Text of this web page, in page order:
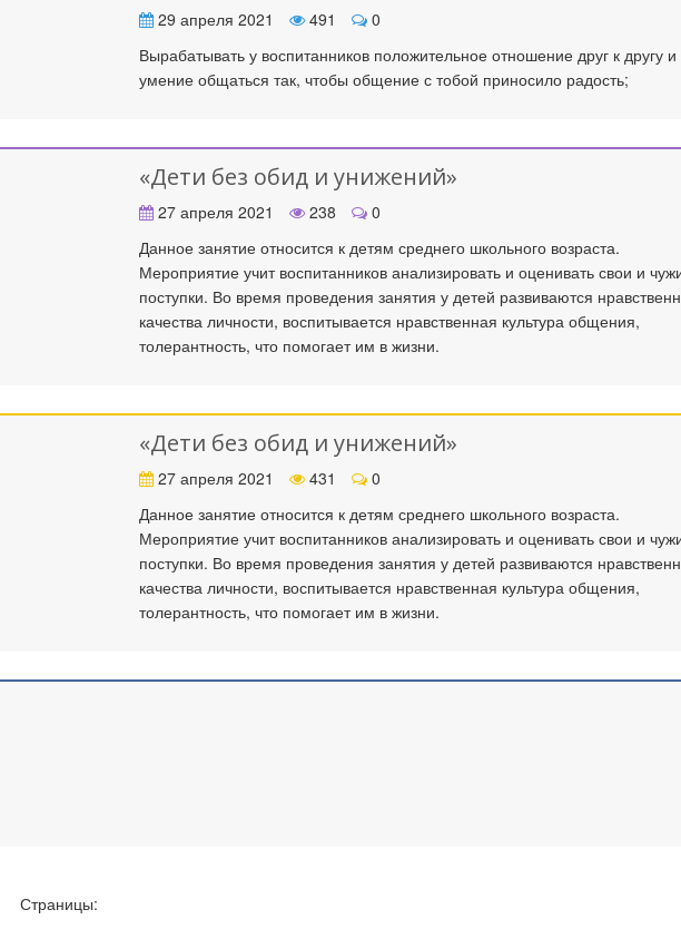
29 апреля 2021 491
0
Вырабатывать у воспитанников положительное отношение друг к другу и
умение общаться так, чтобы общение с тобой приносило радость;
«Дети без обид и унижений»
27 апреля 2021 238
0
Данное занятие относится к детям среднего школьного возраста.
Мероприятие учит воспитанников анализировать и оценивать свои и
поступки. Во время проведения занятия у детей развиваются
качества личности, воспитывается нравственная культура общения,
толерантность, что помогает им в жизни.
«Дети без обид и унижений»
27 апреля 2021 431
0
Данное занятие относится к детям среднего школьного возраста.
Мероприятие учит воспитанников анализировать и оценивать свои и
поступки. Во время проведения занятия у детей развиваются
качества личности, воспитывается нравственная культура общения,
толерантность, что помогает им в жизни.
Страницы: